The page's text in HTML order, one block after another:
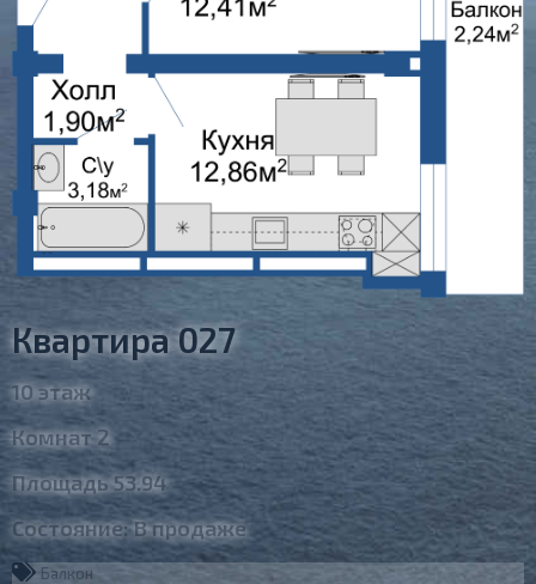
Квартира 027
10 этаж
Комнат 2
Площадь 53.94
Состояние: В продаже
Балкон